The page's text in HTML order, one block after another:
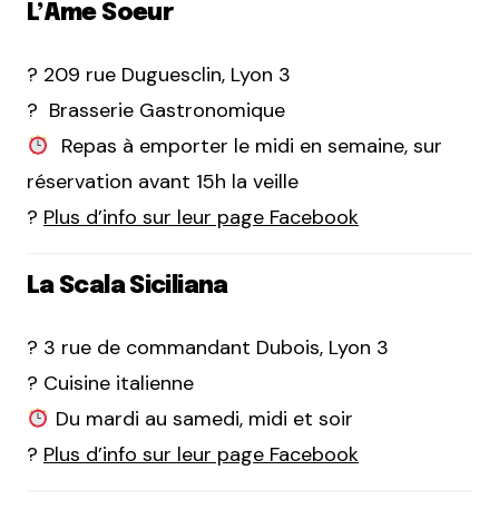
L’Ame Soeur
? 209 rue Duguesclin, Lyon 3
? Brasserie Gastronomique
Repas à emporter le midi en semaine, sur
réservation avant 15h la veille
? Plus d’info sur leur page Facebook
La Scala Siciliana
? 3 rue de commandant Dubois, Lyon 3
? Cuisine italienne
Du mardi au samedi, midi et soir
? Plus d’info sur leur page Facebook